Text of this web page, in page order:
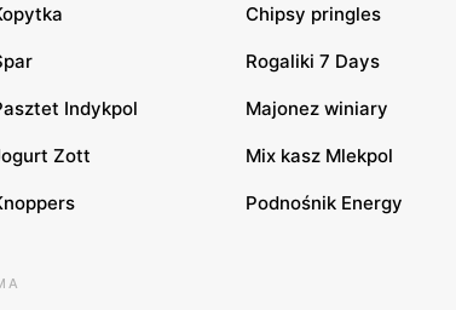
Chipsy pringles
Rogaliki 7 Days
Indykpol Majonez winiary
Zott Mix kasz Mlekpol
Podnośnik Energy